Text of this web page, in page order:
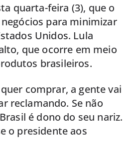
quarta-feira (3), que o
para minimizar
Unidos. Lula
que ocorre em meio
brasileiros.
comprar, a gente vai
reclamando. Se não
é dono do seu nariz.
o presidente aos